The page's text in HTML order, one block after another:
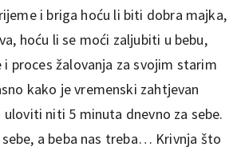
i briga hoću li biti dobra majka,
hoću li se moći zaljubiti u bebu,
proces žalovanja za svojim starim
kako je vremenski zahtjevan
niti 5 minuta dnevno za sebe.
a beba nas treba… Krivnja što